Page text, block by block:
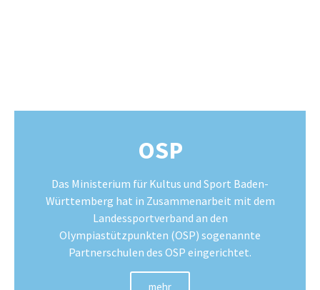
OSP
Das Ministerium für Kultus und Sport Baden-
Württemberg hat in Zusammenarbeit mit dem
Landessportverband an den
Olympiastützpunkten (OSP) sogenannte
Partnerschulen des OSP eingerichtet.
mehr